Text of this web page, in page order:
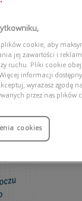
cookie, aby
jej zawartości i
ruchu. Pliki cookie
informacji
wyrażasz zgodę
przez nas plików
cookies